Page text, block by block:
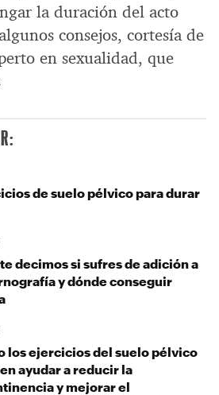
la duración del acto
consejos, cortesía de
en sexualidad, que
de suelo pélvico para durar
decimos si sufres de adición a
y dónde conseguir
los ejercicios del suelo pélvico
ayudar a reducir la
y mejorar el